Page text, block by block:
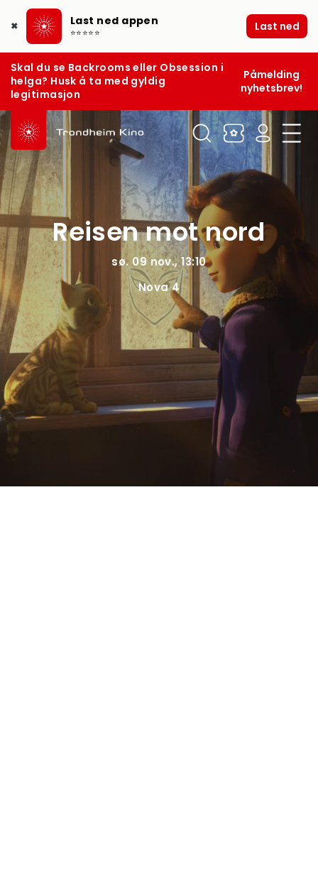
✖ Last ned appen
⭐⭐⭐⭐⭐ Last ned
Skal du se Backrooms eller Obsession i
helga? Husk å ta med gyldig
legitimasjon
Påmelding
nyhetsbrev!
Reisen mot nord
sø. 09 nov., 13:10
Nova 4